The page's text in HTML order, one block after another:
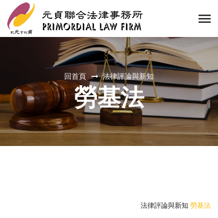
回首頁 法律評論與新知
勞基法
法律評論與新知 勞基法